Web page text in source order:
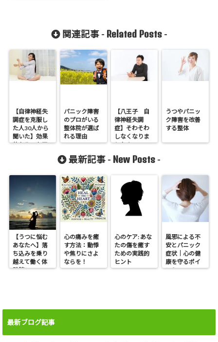
関連記事 - Related Posts-
【自律神経失
調症を克服し
た人30人から
聞いた】効果
的セルフケア
パニック障害
のプロがいる
整体院が選ば
れる理由
【八王子 自
律神経失調
症】そわそわ
しなくなりま
した２
うつやパニッ
ク障害を改善
する整体
最新記事 - New Posts -
【うつに悩む
あなたへ】落
ち込みを乗り
越えて働く体
験談
心の痛みを癒
す方法：動悸
や焦りにさよ
ならを！
心のケア: あな
たの傷を癒す
ための実践的
ヒント
風邪による不
安とパニック
症状｜心の健
康を守るポイ
ント
最新ブログ記事